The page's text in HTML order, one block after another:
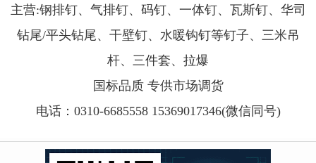
主营:钢排钉、气排钉、码钉、一体钉、瓦斯钉、华司
钻尾/平头钻尾、干壁钉、水暖钩钉等钉子、三米吊
杆、三件套、拉爆
国标品质 专供市场调货
电话： 0310-6685558 15369017346(微信同号)